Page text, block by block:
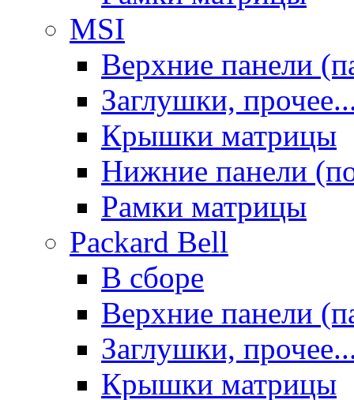
MSI
Верхние панели
Заглушки,
Крышки матрицы
Нижние панели
Рамки матрицы
Packard Bell
В сборе
Верхние панели
Заглушки,
Крышки матрицы